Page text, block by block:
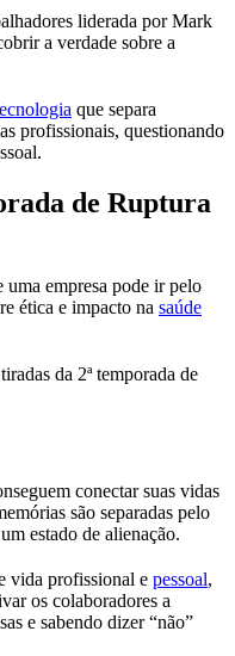
liderada por Mark
a verdade sobre a
que separa
profissionais, questionando
de Ruptura
uma empresa pode ir pelo
ética e impacto na saúde
da 2ª temporada de
conectar suas vidas
são separadas pelo
estado de alienação.
vida profissional e pessoal,
os colaboradores a
e sabendo dizer “não”